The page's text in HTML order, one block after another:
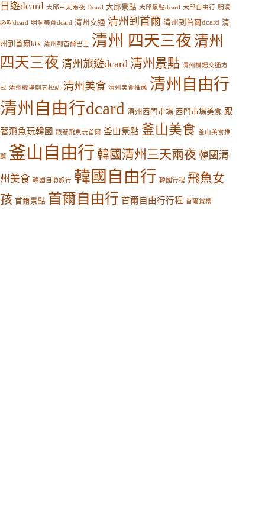
日遊dcard 大邱三天兩夜 Dcard 大邱景點 大邱景點dcard 大邱自由行 明洞
必吃dcard 明洞美食dcard 清州交通 清州到首爾 清州到首爾dcard 清
州到首爾ktx 清州到首爾巴士 清州 四天三夜 清州
四天三夜 清州旅遊dcard 清州景點 清州機場交通方
式 清州機場到五松站 清州美食 清州美食推薦 清州自由行
清州自由行dcard 清州西門市場 西門市場美食 跟
著飛魚玩韓國 跟著飛魚玩首爾 釜山景點 釜山美食 釜山美食推
薦 釜山自由行 韓國清州三天兩夜 韓國清
州美食 韓國自助旅行 韓國自由行 韓國行程 飛魚女
孩 首爾景點 首爾自由行 首爾自由行行程 首爾賞櫻